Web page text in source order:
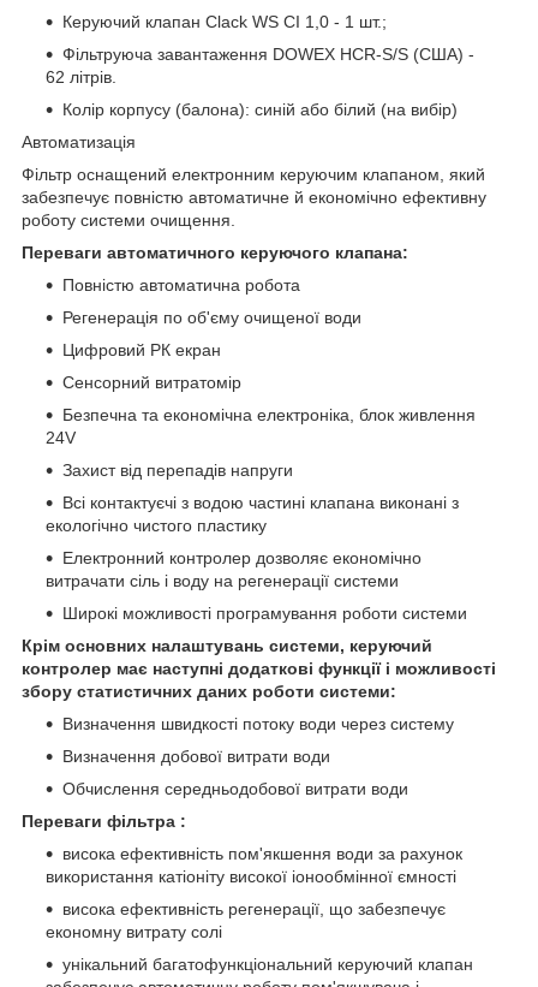
Керуючий клапан Clack WS CI 1,0 - 1 шт.;
Фільтруюча завантаження DOWEX HCR-S/S (США) -
62 літрів.
Колір корпусу (балона): синій або білий (на вибір)
Автоматизація
Фільтр оснащений електронним керуючим клапаном, який
забезпечує повністю автоматичне й економічно ефективну
роботу системи очищення.
Переваги автоматичного керуючого клапана:
Повністю автоматична робота
Регенерація по об'єму очищеної води
Цифровий РК екран
Сенсорний витратомір
Безпечна та економічна електроніка, блок живлення
24V
Захист від перепадів напруги
Всі контактуєчі з водою частині клапана виконані з
екологічно чистого пластику
Електронний контролер дозволяє економічно
витрачати сіль і воду на регенерації системи
Широкі можливості програмування роботи системи
Крім основних налаштувань системи, керуючий
контролер має наступні додаткові функції і можливості
збору статистичних даних роботи системи:
Визначення швидкості потоку води через систему
Визначення добової витрати води
Обчислення середньодобової витрати води
Переваги фільтра :
висока ефективність пом'якшення води за рахунок
використання катіоніту високої іонообмінної ємності
висока ефективність регенерації, що забезпечує
економну витрату солі
унікальний багатофункціональний керуючий клапан